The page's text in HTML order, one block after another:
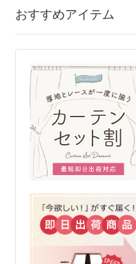
おすすめアイテム